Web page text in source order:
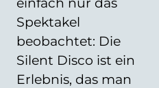
Spektakel
beobachtet: Die
Silent Disco ist ein
Erlebnis, das man